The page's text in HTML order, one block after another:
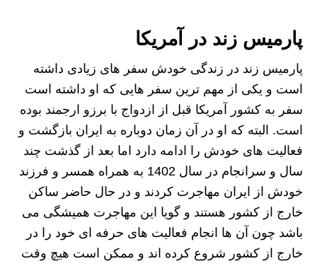
پارمیس زند در آمریکا
پارمیس زند در زندگی خودش سفر های زیادی داشته
است و یکی از مهم ترین سفر هایی که او داشته است
سفر به کشور آمریکا قبل از ازدواج با برزو ارجمند بوده
است. البته که او در آن زمان دوباره به ایران بازگشت و
فعالیت های خودش را ادامه دارد اما بعد از گذشت چند
سال و سرانجام در سال 1402 به همراه همسر و فرزند
خودش از ایران مهاجرت کردند و در حال حاضر ساکن
خارج از کشور هستند و گویا این مهاجرت همیشگی می
باشد چون آن ها انجام فعالیت های حرفه ای خود را در
خارج از کشور شروع کرده اند و ممکن است هیچ وقت